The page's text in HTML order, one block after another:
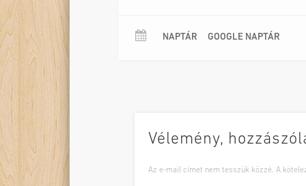
NAPTÁR GOOGLE NAPTÁR
Vélemény,
Az e-mail címet nem tesszük közzé. A